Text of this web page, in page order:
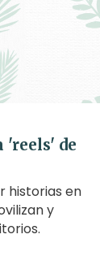
'reels' de
historias en
y